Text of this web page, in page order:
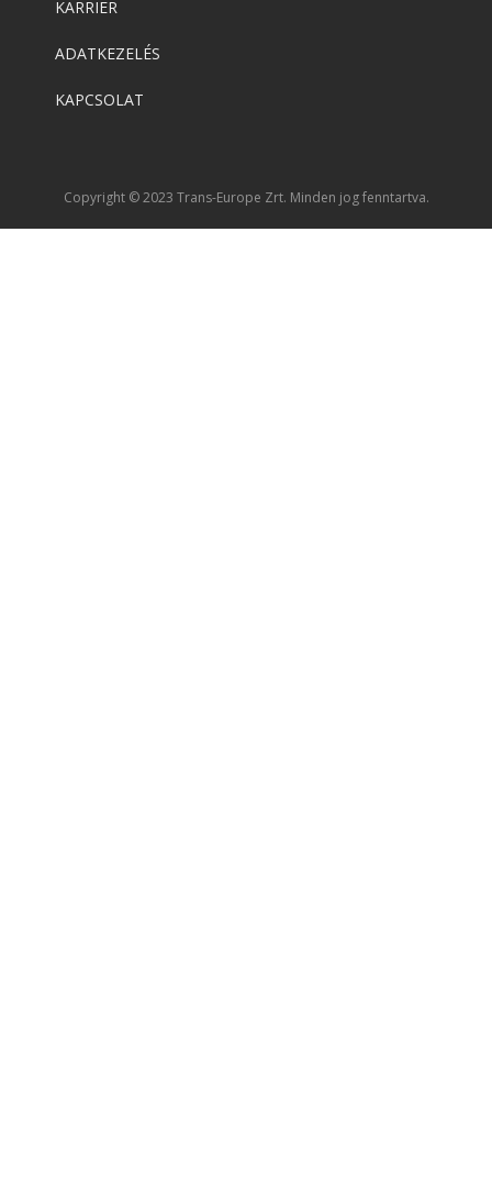
KARRIER
ADATKEZELÉS
KAPCSOLAT
Copyright © 2023 Trans-Europe Zrt. Minden jog fenntartva.